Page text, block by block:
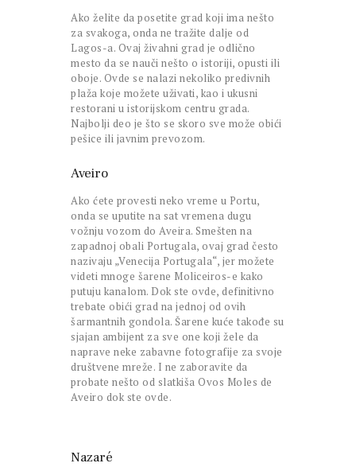
Ako želite da posetite grad koji ima nešto
za svakoga, onda ne tražite dalje od
Lagos-a. Ovaj živahni grad je odlično
mesto da se nauči nešto o istoriji, opusti ili
oboje. Ovde se nalazi nekoliko predivnih
plaža koje možete uživati, kao i ukusni
restorani u istorijskom centru grada.
Najbolji deo je što se skoro sve može obići
pešice ili javnim prevozom.
Aveiro
Ako ćete provesti neko vreme u Portu,
onda se uputite na sat vremena dugu
vožnju vozom do Aveira. Smešten na
zapadnoj obali Portugala, ovaj grad često
nazivaju „Venecija Portugala“, jer možete
videti mnoge šarene Moliceiros-e kako
putuju kanalom. Dok ste ovde, definitivno
trebate obići grad na jednoj od ovih
šarmantnih gondola. Šarene kuće takođe su
sjajan ambijent za sve one koji žele da
naprave neke zabavne fotografije za svoje
društvene mreže. I ne zaboravite da
probate nešto od slatkiša Ovos Moles de
Aveiro dok ste ovde.
Nazaré